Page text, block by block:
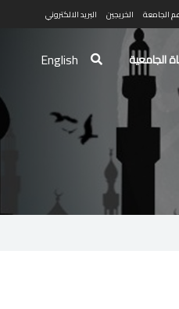
الجامعة الخريجين البريد الالكتروني
الجامعية English